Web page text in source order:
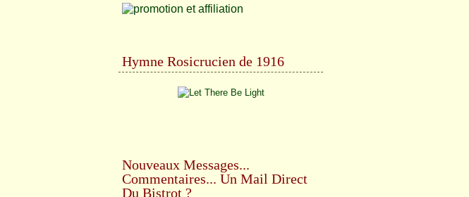
Hymne Rosicrucien de 1916
Nouveaux Messages...
Commentaires... Un Mail Direct
Du Bistrot ?